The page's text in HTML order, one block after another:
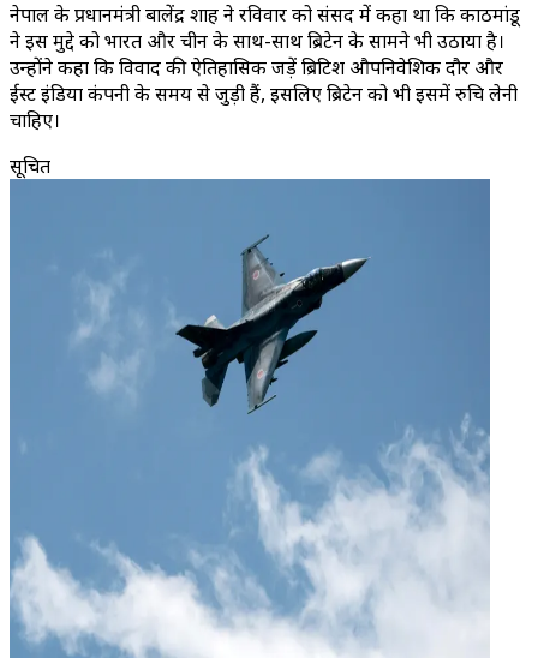
नेपाल के प्रधानमंत्री बालेंद्र शाह ने रविवार को संसद में कहा था कि काठमांडू
ने इस मुद्दे को भारत और चीन के साथ-साथ ब्रिटेन के सामने भी उठाया है।
उन्होंने कहा कि विवाद की ऐतिहासिक जड़ें ब्रिटिश औपनिवेशिक दौर और
ईस्ट इंडिया कंपनी के समय से जुड़ी हैं, इसलिए ब्रिटेन को भी इसमें रुचि लेनी
चाहिए।
सूचित